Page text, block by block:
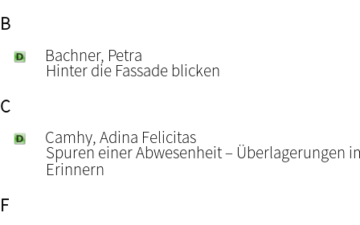
B
Bachner, Petra
Hinter die Fassade blicken
C
Camhy, Adina Felicitas
Spuren einer Abwesenheit – Überlagerungen
Erinnern
F